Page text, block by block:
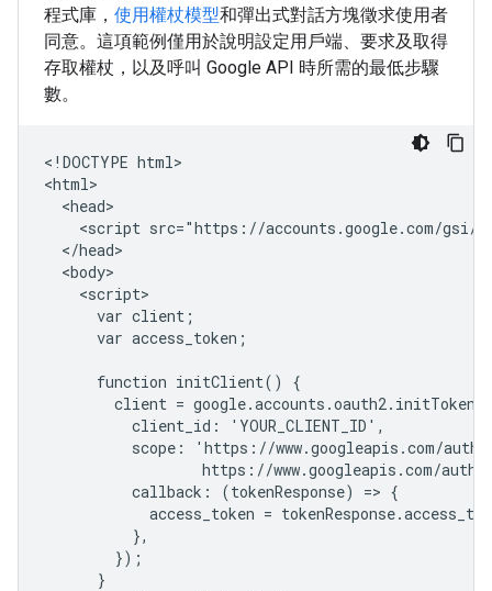
程式庫， 使用權杖模型和彈出式對話方塊徵求使用者
同意。這項範例僅用於說明設定用戶端、要求及取得
存取權杖，以及呼叫 Google API 時所需的最低步驟
數。
<!DOCTYPE html>
<html>
  <head>
<script src="https://accounts.google.com/
  </head>
  <body>
    <script>
      var client;
      var access_token;
      function initClient() {
client =
          client_id: 'YOUR_CLIENT_ID',
scope: 'https://www.googleapis.com/
https://www.googleapis.com/
          callback: (tokenResponse) => {
access_token =
          },
        });
      }